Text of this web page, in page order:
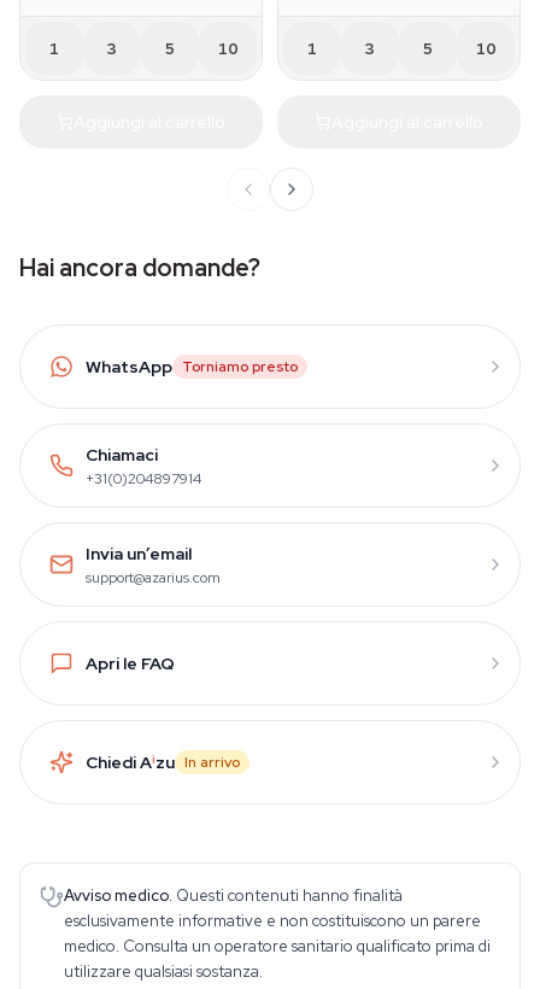
1 3 5 10 1 3 5 10
Hai ancora domande?
WhatsApp Torniamo presto
Chiamaci
+31(0)204897914
Invia un’email
support@azarius.com
Apri le FAQ
Chiedi Aizu In arrivo
Avviso medico. Questi contenuti hanno finalità
esclusivamente informative e non costituiscono un parere
medico. Consulta un operatore sanitario qualificato prima di
utilizzare qualsiasi sostanza.